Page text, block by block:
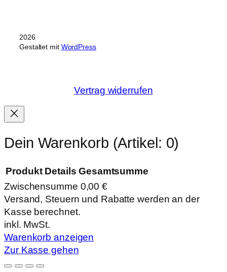
2026
Gestaltet mit WordPress
Vertrag widerrufen
Dein Warenkorb (Artikel: 0)
Produkte
im
Warenkorb
Produkt Details Gesamtsumme
Zwischensumme 0,00 €
Versand, Steuern und Rabatte werden an der
Kasse berechnet.
inkl. MwSt.
Warenkorb anzeigen
Zur Kasse gehen